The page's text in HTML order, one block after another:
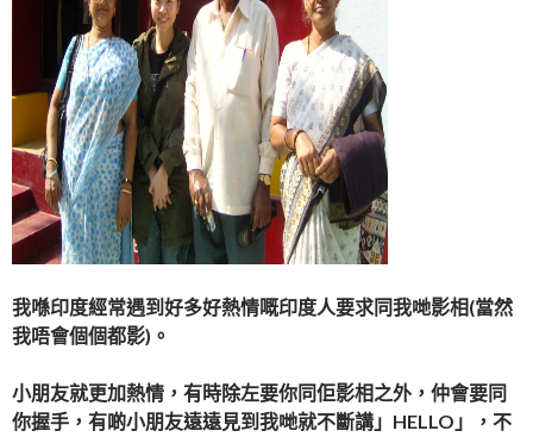
我喺印度經常遇到好多好熱情嘅印度人要求同我哋影相(當然
我唔會個個都影)。
小朋友就更加熱情，有時除左要你同佢影相之外，仲會要同
你握手，有啲小朋友遠遠見到我哋就不斷講」HELLO」，不